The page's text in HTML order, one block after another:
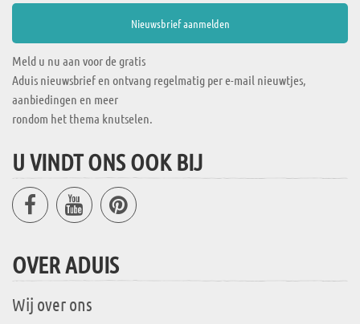
Meld u nu aan voor de gratis
Aduis nieuwsbrief en ontvang regelmatig per e-mail nieuwtjes,
aanbiedingen en meer
rondom het thema knutselen.
U VINDT ONS OOK BIJ
OVER ADUIS
Wij over ons